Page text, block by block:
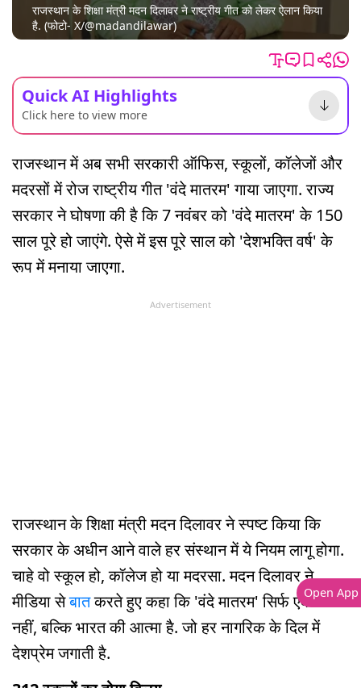
राजस्थान के शिक्षा मंत्री मदन दिलावर ने राष्ट्रीय गीत को लेकर ऐलान किया
है. (फोटो- X/@madandilawar)
Quick AI Highlights
Click here to view more
राजस्थान में अब सभी सरकारी ऑफिस, स्कूलों, कॉलेजों और
मदरसों में रोज राष्ट्रीय गीत 'वंदे मातरम' गाया जाएगा. राज्य
सरकार ने घोषणा की है कि 7 नवंबर को 'वंदे मातरम' के 150
साल पूरे हो जाएंगे. ऐसे में इस पूरे साल को 'देशभक्ति वर्ष' के
रूप में मनाया जाएगा.
Advertisement
राजस्थान के शिक्षा मंत्री मदन दिलावर ने स्पष्ट किया कि
सरकार के अधीन आने वाले हर संस्थान में ये नियम लागू होगा.
चाहे वो स्कूल हो, कॉलेज हो या मदरसा. मदन दिलावर ने
मीडिया सेबातकरते हुए कहा कि 'वंदे मातरम' सिर्फ एक गीत
नहीं, बल्कि भारत की आत्मा है. जो हर नागरिक के दिल में
देशप्रेम जगाती है.
Open App